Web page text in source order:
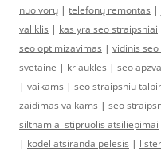
nuo vorų | telefonų remontas |
valiklis | kas yra seo straipsniai
seo optimizavimas | vidinis
svetaine | kriaukles | seo
| vaikams | seo straipsniu
zaidimas vaikams | seo
siltnamiai stipruolis atsiliepimai
| kodel atsiranda pelesis |